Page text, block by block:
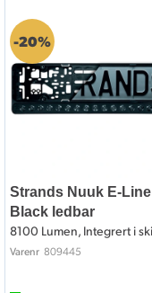
20%
Strands Nuuk E-Line
Black ledbar
Varenr 809445